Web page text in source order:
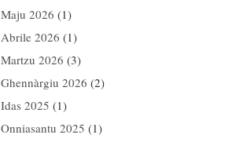
Maju 2026 (1)
Abrile 2026 (1)
Martzu 2026 (3)
Ghennàrgiu 2026 (2)
Idas 2025 (1)
Onniasantu 2025 (1)